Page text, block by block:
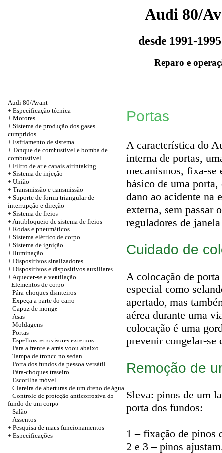
Audi 80/
desde 1991-
Reparo e
Audi 80/Avant
+ Especificação técnica
+ Motores
+ Sistema de produção dos gases
cumpridos
+ Esfriamento de sistema
+ Tanque de combustível e bomba de
combustível
+ Filtro de ar e canais airintaking
+ Sistema de injeção
+ União
+ Transmissão e transmissão
+ Suporte de forma triangular de
interrupção e direção
+ Sistema de freios
+ Antibloqueio de sistema de freios
+ Rodas e pneumáticos
+ Sistema elétrico de corpo
+ Sistema de ignição
+ Iluminação
+ Dispositivos sinalizadores
+ Dispositivos e dispositivos auxiliares
+Aquecer-se e ventilação
- Elementos de corpo
Pára-choques dianteiros
Expeça a parte do carro
Capuz de monge
Asas
Moldagens
Portas
Espelhos retrovisores externos
Para a frente e atrás voou abaixo
Tampa de tronco no sedan
Porta dos fundos da pessoa versátil
Pára-choques traseiro
Escotilha móvel
Clareira de aberturas de um dreno de água
Controle de proteção anticorrosiva do
fundo de um corpo
Salão
Assentos
+ Pesquisa de maus funcionamentos
+ Especificações
Portas
A característica do
interna de portas,
mecanismos, fixa-se
básico de uma
dano ao acidente na
externa, sem passar
reguladores de
Cuidado de
A colocação de
especial como
apertado, mas
aérea durante uma
colocação é uma
prevenir congelar-se
Remoção de
Sleva: pinos de um
porta dos fundos:
1 – fixação de pinos
2 e 3 – pinos